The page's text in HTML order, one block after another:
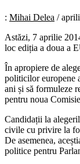
: Mihai Delea /
Astăzi, 7 aprilie
loc ediția a doua a
În apropiere de
politicilor europene
ani și să formuleze
pentru noua
Candidații la
civile cu privire la
De asemenea,
politice pentru